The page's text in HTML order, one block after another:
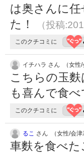
は奥さんに
た！
（投稿
このクチコミに
イチハラ さん （女性/
こちらの玉
も喜んで食
このクチコミに
るこ さん （女性/会津
車麩を食べ